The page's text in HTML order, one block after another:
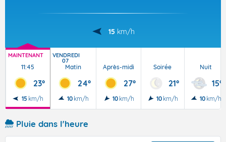
15 km/h
MAINTENANT
11:45
23°
15 km/h
VENDREDI
07
Matin
24°
10 km/h
Après-midi
27°
10 km/h
Soirée
21°
10 km/h
Nuit
15°
10 km/h
Pluie dans l'heure